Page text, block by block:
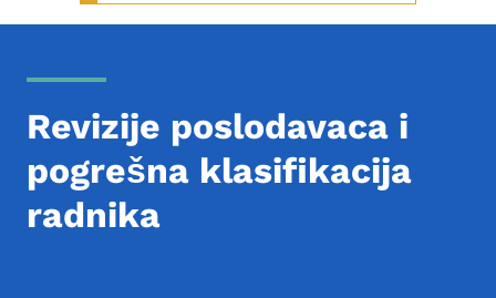
Revizije poslodavaca i
pogrešna klasifikacija
radnika